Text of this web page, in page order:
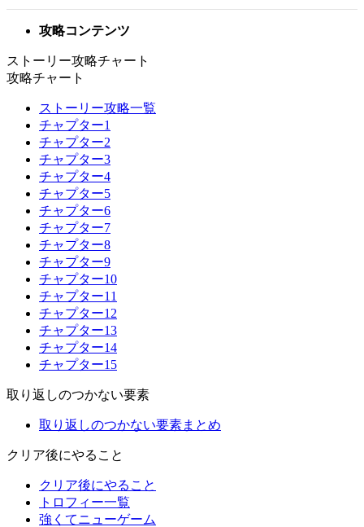
攻略コンテンツ
ストーリー攻略チャート
攻略チャート
ストーリー攻略一覧
チャプター1
チャプター2
チャプター3
チャプター4
チャプター5
チャプター6
チャプター7
チャプター8
チャプター9
チャプター10
チャプター11
チャプター12
チャプター13
チャプター14
チャプター15
取り返しのつかない要素
取り返しのつかない要素まとめ
クリア後にやること
クリア後にやること
トロフィー一覧
強くてニューゲーム